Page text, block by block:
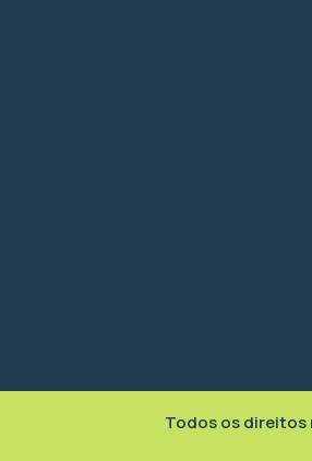
Todos os direitos